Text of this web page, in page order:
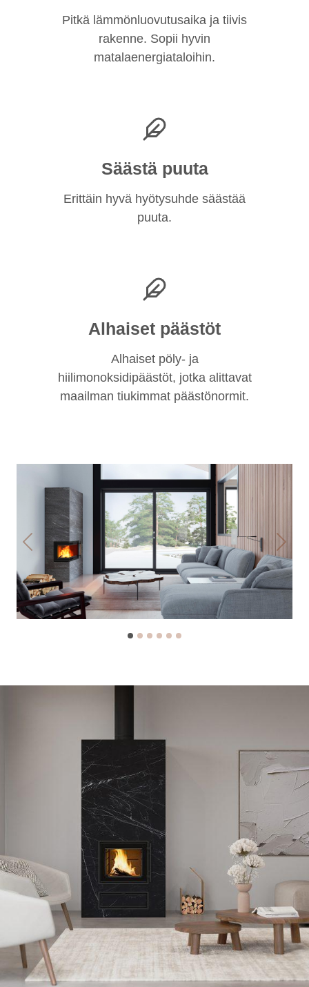
Pitkä lämmönluovutusaika ja tiivis
rakenne. Sopii hyvin
matalaenergiataloihin.
Säästä puuta
Erittäin hyvä hyötysuhde säästää
puuta.
Alhaiset päästöt
Alhaiset pöly- ja
hiilimonoksidipäästöt, jotka alittavat
maailman tiukimmat päästönormit.
Previous Next